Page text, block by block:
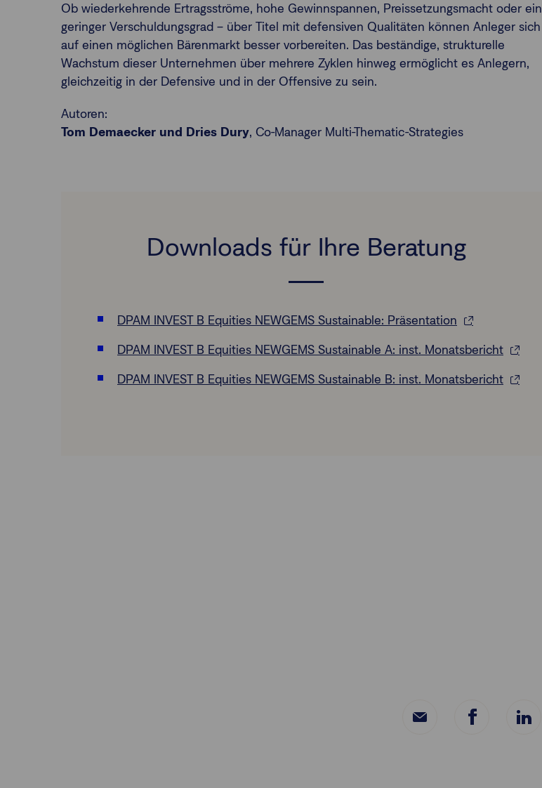
Ob wiederkehrende Ertragsströme, hohe Gewinnspannen, Preissetzungsmacht oder ein
geringer Verschuldungsgrad – über Titel mit defensiven Qualitäten können Anleger sich
auf einen möglichen Bärenmarkt besser vorbereiten. Das beständige, strukturelle
Wachstum dieser Unternehmen über mehrere Zyklen hinweg ermöglicht es Anlegern,
gleichzeitig in der Defensive und in der Offensive zu sein.
Autoren:
Tom Demaecker und Dries Dury, Co-Manager Multi-Thematic-Strategies
Downloads für Ihre Beratung
DPAM INVEST B Equities NEWGEMS Sustainable: Präsentation
DPAM INVEST B Equities NEWGEMS Sustainable A: inst. Monatsbericht
DPAM INVEST B Equities NEWGEMS Sustainable B: inst. Monatsbericht